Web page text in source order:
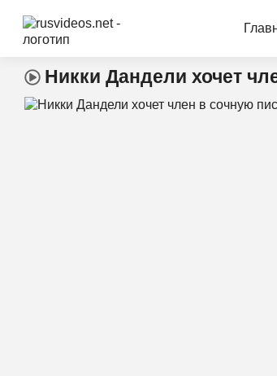
Никки Дандели хочет